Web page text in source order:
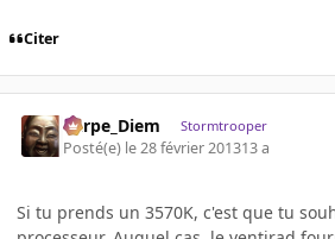
Citer
Carpe_Diem Stormtrooper
Posté(e) le 28 février 201313 a
Si tu prends un 3570K, c'est que tu